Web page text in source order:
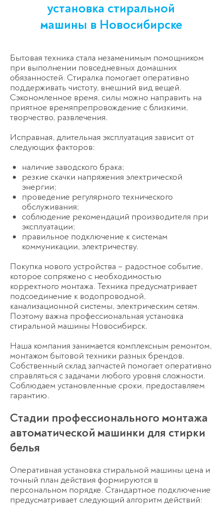
установка стиральной
машины в Новосибирске
Бытовая техника стала незаменимым помощником
при выполнении повседневных домашних
обязанностей. Стиралка помогает оперативно
поддерживать чистоту, внешний вид вещей.
Сэкономленное время, силы можно направить на
приятное времяпрепровождение с близкими,
творчество, развлечения.
Исправная, длительная эксплуатация зависит от
следующих факторов:
наличие заводского брака;
резкие скачки напряжения электрической
энергии;
проведение регулярного технического
обслуживания;
соблюдение рекомендаций производителя при
эксплуатации;
правильное подключение к системам
коммуникации, электричеству.
Покупка нового устройства – радостное событие,
которое сопряжено с необходимостью
корректного монтажа. Техника предусматривает
подсоединение к водопроводной,
канализационной системы, электрическим сетям.
Поэтому важна профессиональная установка
стиральной машины Новосибирск.
Наша компания занимается комплексным ремонтом,
монтажом бытовой техники разных брендов.
Собственный склад запчастей помогает оперативно
справляться с задачами любого уровня сложности.
Соблюдаем установленные сроки, предоставляем
гарантию.
Стадии профессионального монтажа
автоматической машинки для стирки
белья
Оперативная установка стиральной машины цена и
точный план действия формируются в
персональном порядке. Стандартное подключение
предусматривает следующий алгоритм действий: